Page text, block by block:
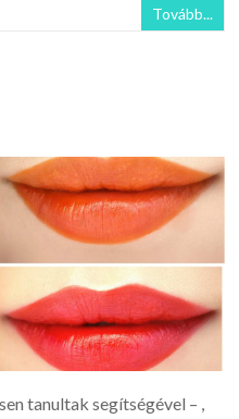
Tovább...
tanultak segítségével – ,